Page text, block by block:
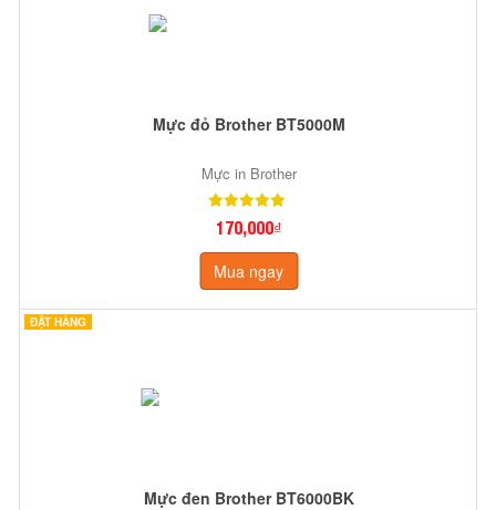
Mực đỏ Brother BT5000M
Mực in Brother
170,000₫
Mua ngay
ĐẶT HÀNG
Mực đen Brother BT6000BK